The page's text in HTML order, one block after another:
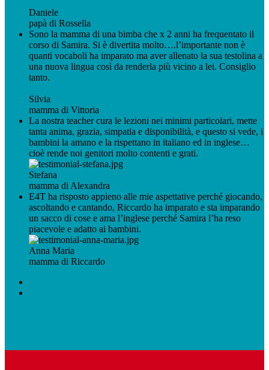
Daniele
papà di Rossella
Sono la mamma di una bimba che x 2 anni ha frequentato il
corso di Samira. Si è divertita molto….l’importante non è
quanti vocaboli ha imparato ma aver allenato la sua testolina a
una nuova lingua così da renderla più vicino a lei. Consiglio
tanto.
Silvia
mamma di Vittoria
La nostra teacher cura le lezioni nei minimi particolari, mette
tanta anima, grazia, simpatia e disponibilità, e questo si vede, i
bambini la amano e la rispettano in italiano ed in inglese…
cioè rende noi genitori molto contenti e grati.
Stefana
mamma di Alexandra
E4T ha risposto appieno alle mie aspettative perché giocando,
ascoltando e cantando, Riccardo ha imparato e sta imparando
un sacco di cose e ama l’inglese perché Samira l’ha reso
piacevole e adatto ai bambini.
Anna Maria
mamma di Riccardo